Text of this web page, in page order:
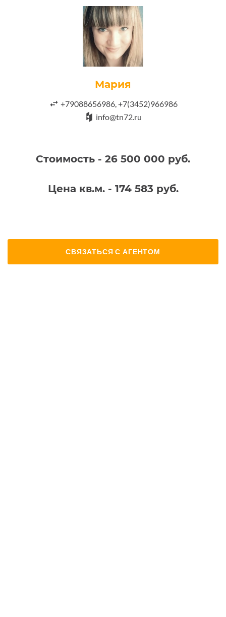
Мария
+79088656986, +7(3452)966986
info@tn72.ru
Стоимость - 26 500 000 руб.
Цена кв.м. - 174 583 руб.
СВЯЗАТЬСЯ С АГЕНТОМ